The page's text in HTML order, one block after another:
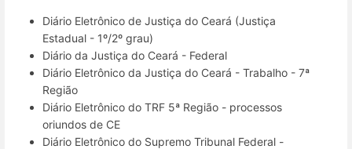
Diário Eletrônico de Justiça do Ceará (Justiça
Estadual - 1º/2º grau)
Diário da Justiça do Ceará - Federal
Diário Eletrônico da Justiça do Ceará - Trabalho - 7ª
Região
Diário Eletrônico do TRF 5ª Região - processos
oriundos de CE
Diário Eletrônico do Supremo Tribunal Federal -